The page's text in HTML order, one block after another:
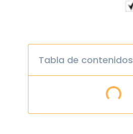
Tabla de contenidos